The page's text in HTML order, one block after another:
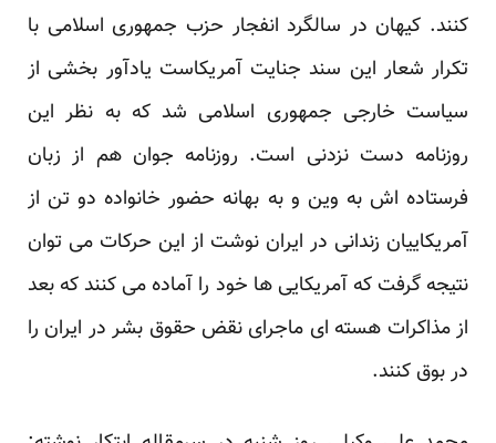
کنند. کیهان در سالگرد انفجار حزب جمهوری اسلامی با
تکرار شعار این سند جنایت آمریکاست یادآور بخشی از
سیاست خارجی جمهوری اسلامی شد که به نظر این
روزنامه دست نزدنی است. روزنامه جوان هم از زبان
فرستاده اش به وین و به بهانه حضور خانواده دو تن از
آمریکاییان زندانی در ایران نوشت از این حرکات می توان
نتیجه گرفت که آمریکایی ها خود را آماده می کنند که بعد
از مذاکرات هسته ای ماجرای نقض حقوق بشر در ایران را
در بوق کنند.